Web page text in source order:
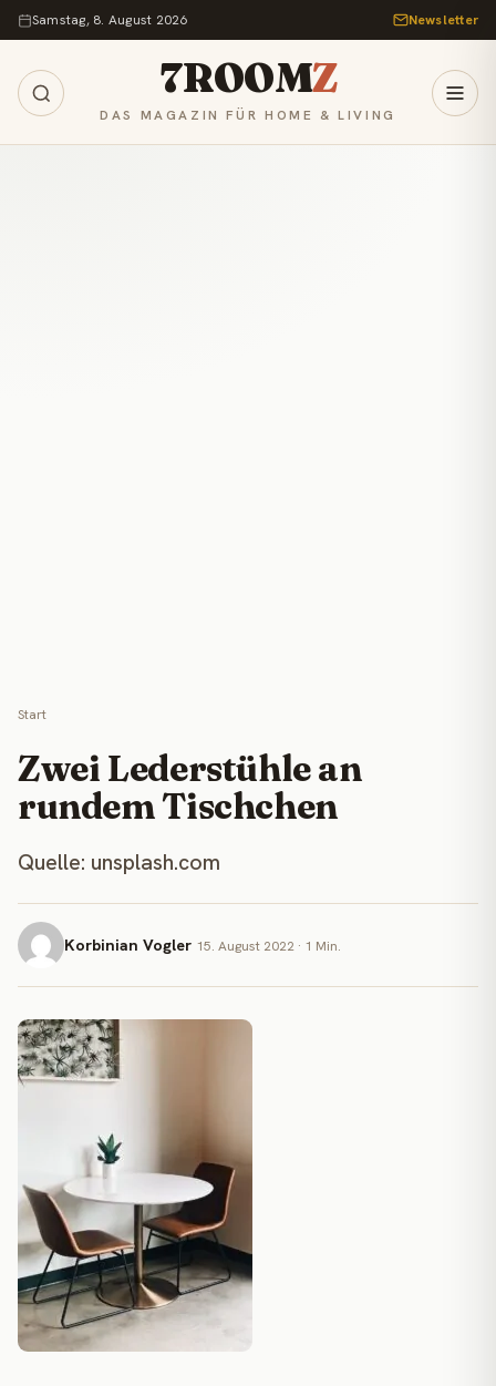
Zum Inhalt springen
Samstag, 8. August 2026 Newsletter
7ROOMZ
DAS MAGAZIN FÜR HOME & LIVING
Start
Zwei Lederstühle an
rundem Tischchen
Quelle: unsplash.com
Korbinian Vogler 15. August 2022 · 1 Min.